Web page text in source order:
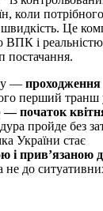
коли
Це
ВПК і
постачання.
— проходження
перший транш
— початок
пройде без
України стає
і прив’язаною
не до